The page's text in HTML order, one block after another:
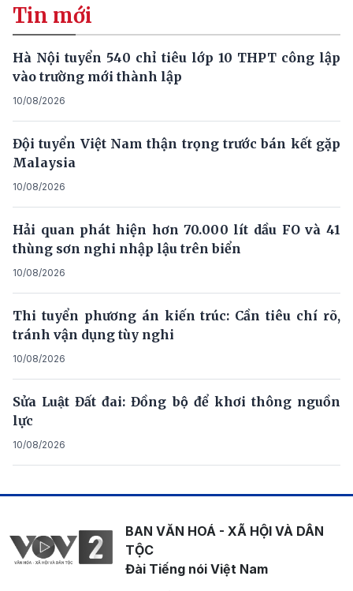
Tin mới
Hà Nội tuyển 540 chỉ tiêu lớp 10 THPT công lập
vào trường mới thành lập
10/08/2026
Đội tuyển Việt Nam thận trọng trước bán kết gặp
Malaysia
10/08/2026
Hải quan phát hiện hơn 70.000 lít dầu FO và 41
thùng sơn nghi nhập lậu trên biển
10/08/2026
Thi tuyển phương án kiến trúc: Cần tiêu chí rõ,
tránh vận dụng tùy nghi
10/08/2026
Sửa Luật Đất đai: Đồng bộ để khơi thông nguồn
lực
10/08/2026
BAN VĂN HOÁ - XÃ HỘI VÀ DÂN
TỘC
Đài Tiếng nói Việt Nam